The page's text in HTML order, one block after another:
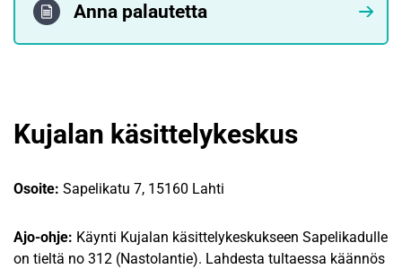
Anna palautetta
Kujalan käsittelykeskus
Osoite: Sapelikatu 7, 15160 Lahti
Ajo-ohje: Käynti Kujalan käsittelykeskukseen Sapelikadulle
on tieltä no 312 (Nastolantie). Lahdesta tultaessa käännös